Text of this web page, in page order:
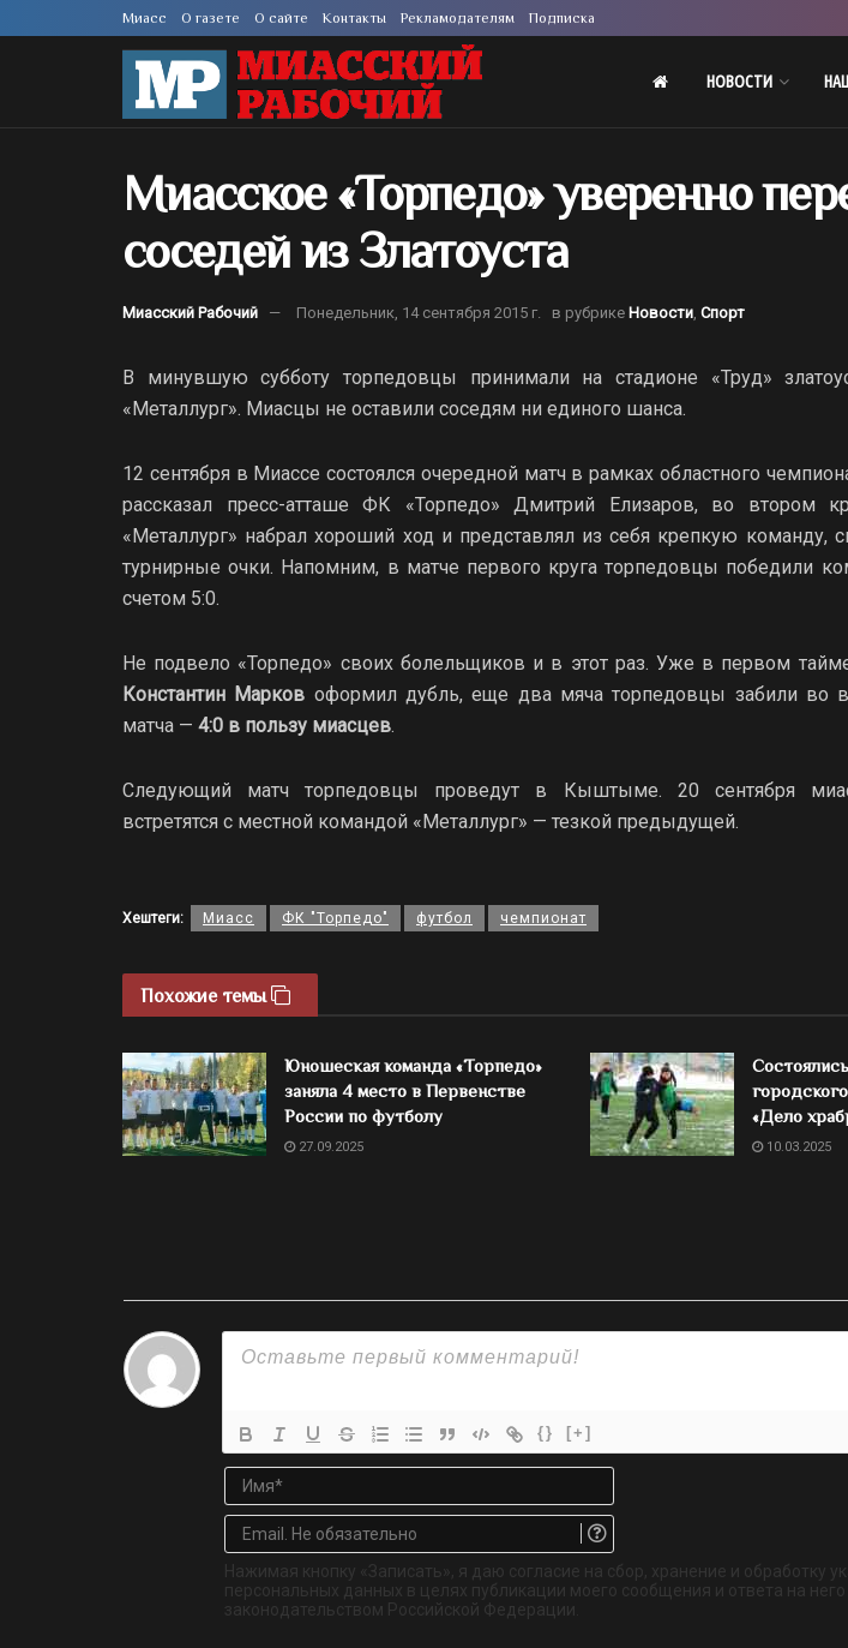
Миасс О газете О сайте Контакты Рекламодателям Подписка
НОВОСТИ
Миасское «Торпедо» уверенно
соседей из Златоуста
Миасский Рабочий Понедельник, 14 сентября 2015 г. в рубрике Новости Спорт
В минувшую субботу торпедовцы принимали на стадионе «Труд»
«Металлург». Миасцы не оставили соседям ни единого шанса.
12 сентября в Миассе состоялся очередной матч в рамках областного
рассказал пресс-атташе ФК «Торпедо» Дмитрий Елизаров, во втором
«Металлург» набрал хороший ход и представлял из себя крепкую команду,
турнирные очки. Напомним, в матче первого круга торпедовцы победили
счетом 5:0.
Не подвело «Торпедо» своих болельщиков и в этот раз. Уже в первом
Константин Марков оформил дубль, еще два мяча торпедовцы забили во
матча — 4:0 в пользу миасцев.
Следующий матч торпедовцы проведут в Кыштыме. 20 сентября
встретятся с местной командой «Металлург» — тезкой предыдущей.
Хештеги: Миасс ФК "Торпедо" футбол чемпионат
Похожие темы
Юношеская команда «Торпедо»
заняла 4 место в Первенстве
России по футболу
27.09.2025
«Дело
10.03.2025
{} [+]
Имя*
Email.
обязательно
Нажимая кнопку «Записать», я даю согласие на сбор, хранение и обработку
персональных данных в целях публикации моего сообщения и ответа на него
законодательством Российской Федерации.